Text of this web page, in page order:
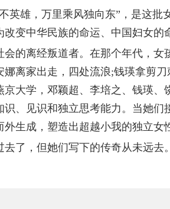
雄，万里乘风独向东”，是这批
改变中华民族的命运、中国妇女的
离经叛道者。在那个年代，女
娜离家出走，四处流浪;钱瑛拿剪
京大学，邓颖超、李培之、钱瑛
识、见识和独立思考能力。当她
外生成，塑造出超越小我的独立
，但她们写下的传奇从未远去